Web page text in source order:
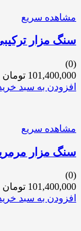
مشاهده سریع
سنگ مزار
(0)
101,400,000 تومان
افزودن به سبد
مشاهده سریع
سنگ مزار
(0)
101,400,000 تومان
افزودن به سبد